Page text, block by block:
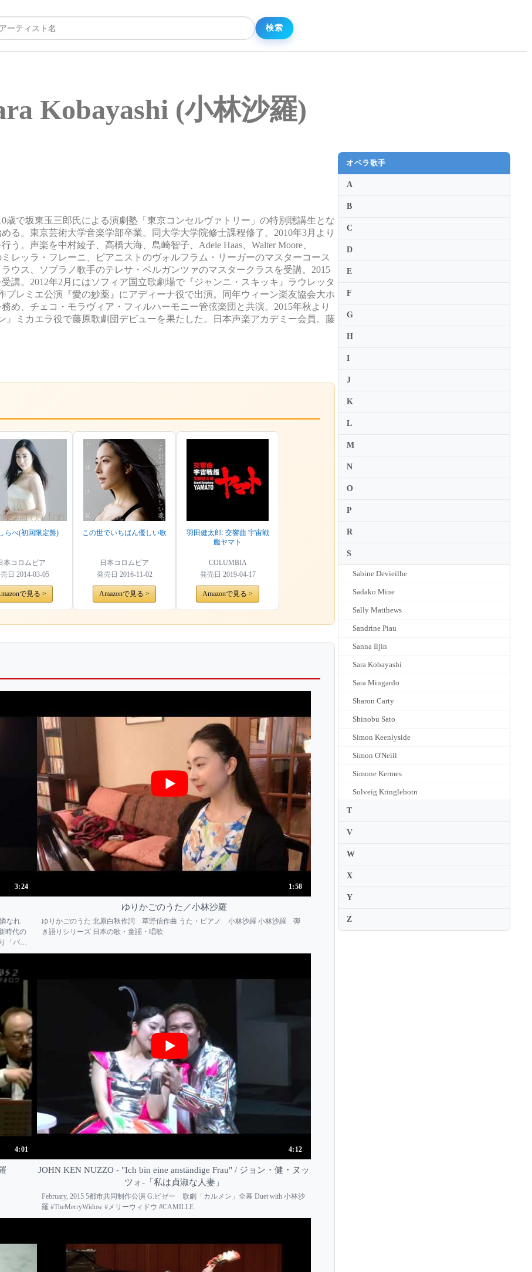
Kobayashi (小林沙羅)
で坂東玉三郎氏による演劇塾「東京コンセルヴァトリー」の特別聴講生とな
る。東京芸術大学音楽学部卒業。同大学大学院修士課程修了。2010年3月より
。声楽を中村綾子、高橋大海、島崎智子、Adele Haas、Walter Moore、
レッラ・フレーニ、ピアニストのヴォルフラム・リーガーのマスターコース
ウス、ソプラノ歌手のテレサ・ベルガンツァのマスタークラスを受講。2015
講。2012年2月にはソフィア国立歌劇場で『ジャンニ・スキッキ』ラウレッタ
レミエ公演『愛の妙薬』にアディーナ役で出演。同年ウィーン楽友協会大ホ
め、チェコ・モラヴィア・フィルハーモニー管弦楽団と共演。2015年秋より
』ミカエラ役で藤原歌劇団デビューを果たした。日本声楽アカデミー会員。藤
らべ(初回限定盤)
本コロムビア
日 2014-03-05
で見る >
この世でいちばん優しい歌
日本コロムビア
発売日 2016-11-02
Amazonで見る >
羽田健太郎: 交響曲 宇宙戦
艦ヤマト
COLUMBIA
発売日 2019-04-17
Amazonで見る >
3:24
なれ
時代の
「バ
1:58
ゆりかごのうた／小林沙羅
ゆりかごのうた 北原白秋作詞 草野信作曲 うた・ピアノ 小林沙羅 小林沙羅 弾
き語りシリーズ 日本の歌・童謡・唱歌
4:01 4:12
JOHN KEN NUZZO - "Ich bin eine anständige Frau" / ジョン・健・ヌッ
ツォ-「私は貞淑な人妻」
February, 2015 5都市共同制作公演 G.ビゼー 歌劇「カルメン」全幕 Duet with 小林沙
羅 #TheMerryWidow #メリーウィドウ #CAMILLE
オペラ歌手
A
B
C
D
E
F
G
H
I
J
K
L
M
N
O
P
R
S
Sabine Devieilhe
Sadako Mine
Sally Matthews
Sandrine Piau
Sanna Iljin
Sara Kobayashi
Sara Mingardo
Sharon Carty
Shinobu Sato
Simon Keenlyside
Simon O'Neill
Simone Kermes
Solveig Kringlebotn
T
V
W
X
Y
Z